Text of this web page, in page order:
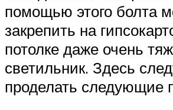
помощью этого болта
закрепить на
потолке даже очень
светильник. Здесь
проделать следующие